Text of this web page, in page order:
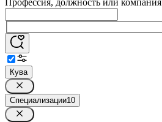
Профессия, должность или компания
Кува
Специализации10